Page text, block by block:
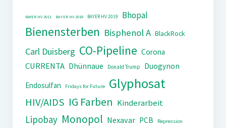
BAYER HV 2011 BAYER HV 2018 BAYER HV 2019 Bhopal
Bienensterben Bisphenol A BlackRock
Carl Duisberg CO-Pipeline Corona
CURRENTA Dhünnaue Donald Trump
Duogynon
Endosulfan
Fridays for Future Glyphosat
HIV/AIDS IG Farben Kinderarbeit
Lipobay Monopol Nexavar PCB Repression